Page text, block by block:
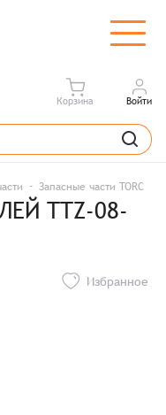
Корзина Войти
Запасные части TORC
TTZ-08-
Избранное